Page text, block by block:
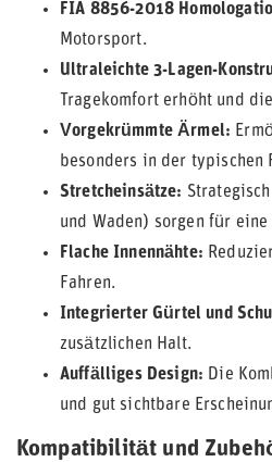
FIA 8856-2018
Motorsport.
Ultraleichte 3-Lagen-
Tragekomfort erhöht und
Vorgekrümmte Ärmel:
besonders in der typischen
Stretcheinsätze:
und Waden) sorgen für
Flache Innennähte:
Fahren.
Integrierter Gürtel und
zusätzlichen Halt.
Auffälliges Design: Die
und gut sichtbare
Kompatibilität und